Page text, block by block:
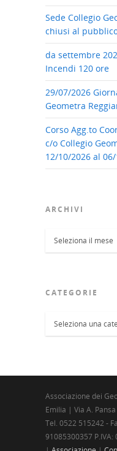
Sede Collegio
chiusi al
da settembre
Incendi 120 ore
29/07/2026
Geometra
Corso Agg.to
c/o Collegio
12/10/2026 al
ARCHIVI
CATEGORIE
Associazione dei
Emilia | Via A.
Tel. 0522 515242 -
91085300357